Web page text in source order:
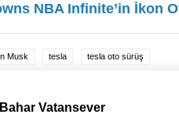
NBA Infinite’in İkon
Musk tesla tesla oto sürüş
Bahar Vatansever